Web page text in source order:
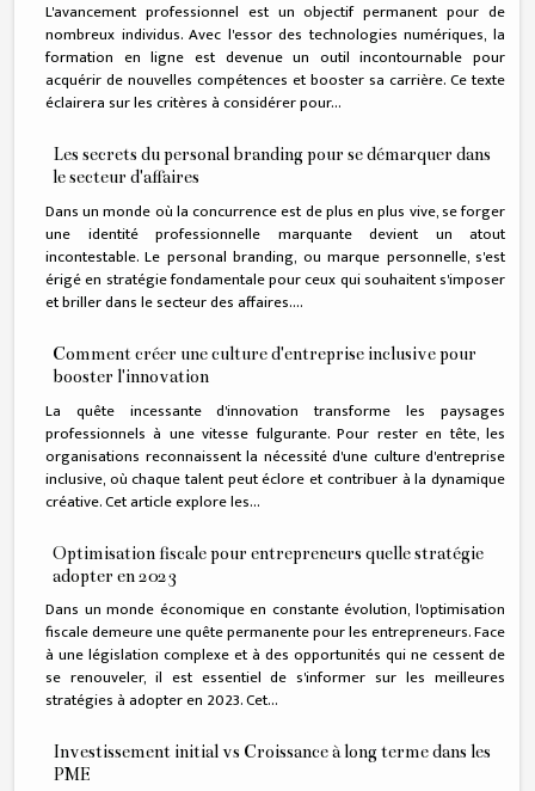
L'avancement professionnel est un objectif permanent pour de
nombreux individus. Avec l'essor des technologies numériques, la
formation en ligne est devenue un outil incontournable pour
acquérir de nouvelles compétences et booster sa carrière. Ce texte
éclairera sur les critères à considérer pour...
Les secrets du personal branding pour se démarquer dans
le secteur d'affaires
Dans un monde où la concurrence est de plus en plus vive, se forger
une identité professionnelle marquante devient un atout
incontestable. Le personal branding, ou marque personnelle, s'est
érigé en stratégie fondamentale pour ceux qui souhaitent s'imposer
et briller dans le secteur des affaires....
Comment créer une culture d'entreprise inclusive pour
booster l'innovation
La quête incessante d'innovation transforme les paysages
professionnels à une vitesse fulgurante. Pour rester en tête, les
organisations reconnaissent la nécessité d'une culture d'entreprise
inclusive, où chaque talent peut éclore et contribuer à la dynamique
créative. Cet article explore les...
Optimisation fiscale pour entrepreneurs quelle stratégie
adopter en 2023
Dans un monde économique en constante évolution, l'optimisation
fiscale demeure une quête permanente pour les entrepreneurs. Face
à une législation complexe et à des opportunités qui ne cessent de
se renouveler, il est essentiel de s'informer sur les meilleures
stratégies à adopter en 2023. Cet...
Investissement initial vs Croissance à long terme dans les
PME